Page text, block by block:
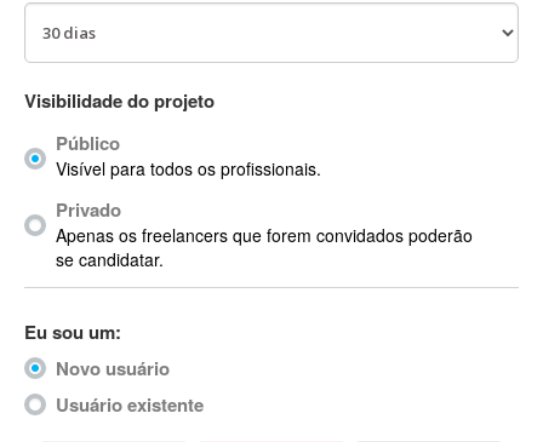
ACID Pro
ACPI
Acrobat
Acrobat X
Acronis
ACT
Actimize
ActionScript
ActionScript 3
Visibilidade do projeto
Público
Visível para todos os profissionais.
Privado
Apenas os freelancers que forem convidados poderão
se candidatar.
Eu sou um:
Novo usuário
Usuário existente